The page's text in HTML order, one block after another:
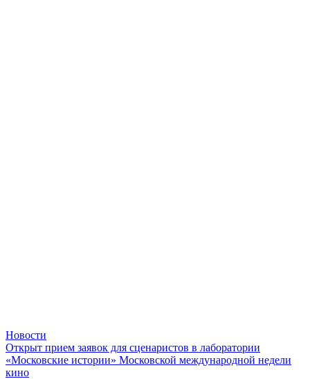
Новости
Открыт прием заявок для сценаристов в лаборатории
«Московские истории» Московской международной недели
кино